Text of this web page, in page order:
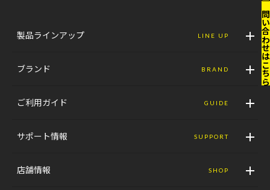
お問い合
製品ラインアップ LINE UP
ブランド BRAND
ご利用ガイド GUIDE
サポート情報 SUPPORT
店舗情報 SHOP